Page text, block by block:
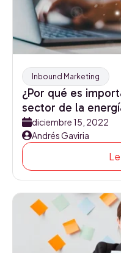
Inbound Marketing
¿Por qué es
sector de la
diciembre 15, 2022
Andrés Gaviria